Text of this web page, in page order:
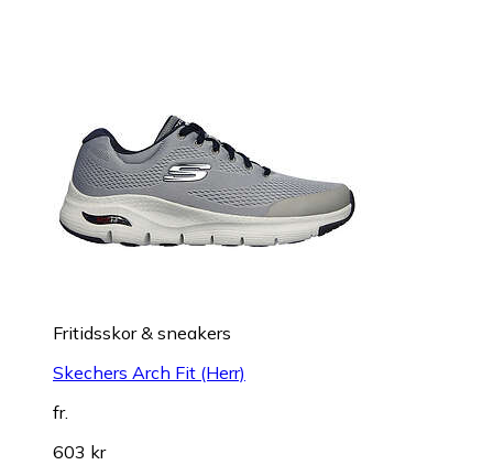
Fritidsskor & sneakers
Skechers Arch Fit (Herr)
fr.
603 kr